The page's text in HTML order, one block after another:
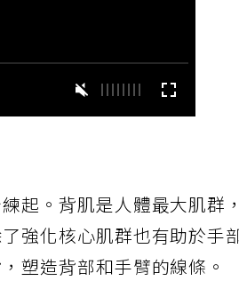
起。背肌是人體最大肌群
強化核心肌群也有助於手
塑造背部和手臂的線條。